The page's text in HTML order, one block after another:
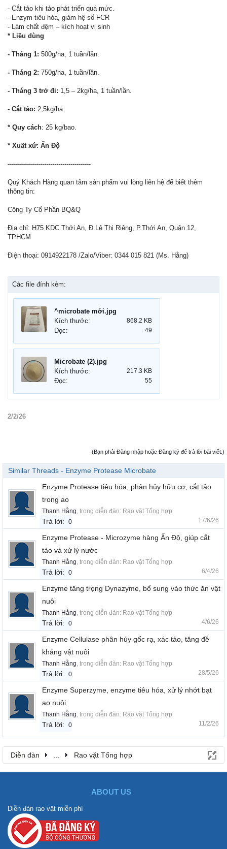
- Cắt tảo khi tảo phát triển quá mức.
- Enzym tiêu hóa, giảm hệ số FCR
- Làm chất đệm – kích hoạt vi sinh
* Liều dùng
- Tháng 1: 500g/ha, 1 tuần/lần.
- Tháng 2: 750g/ha, 1 tuần/lần.
- Tháng 3 trở đi: 1,5 – 2kg/ha, 1 tuần/lần.
- Cắt tảo: 2,5kg/ha.
* Quy cách: 25 kg/bao.
* Xuất xứ: Ấn Độ
-----------------------------------------
Quý Khách Hàng quan tâm sản phẩm vui lòng liên hệ để biết thêm
thông tin:
Công Ty Cổ Phần BQ&Q
Địa chỉ: H75 KDC Thới An, Đ.Lê Thị Riêng, P.Thới An, Quận 12,
TPHCM
Điện thoại: 0914922178 /Zalo/Viber: 0344 015 821 (Ms. Hằng)
Các file đính kèm:
^microbate mới.jpg
Kích thước:
868.2 KB
Đọc: 49
Microbate (2).jpg
Kích thước:
217.3 KB
Đọc: 55
2/2/26
(Bạn phải Đăng nhập hoặc Đăng ký để trả lời bài viết.)
Similar Threads - Enzyme Protease Microbate
Enzyme Protease tiêu hóa, phân hủy hữu cơ, cắt tảo
trong ao
Thanh Hằng, trong diễn đàn: Rao vặt Tổng hợp
Trả lời: 0 17/6/26
Enzyme Protease - Microzyme hàng Ấn Độ, giúp cắt
tảo và xử lý nước
Thanh Hằng, trong diễn đàn: Rao vặt Tổng hợp
Trả lời: 0 6/4/26
Enzyme tăng trọng Dynazyme, bổ sung vào thức ăn vật
nuôi
Thanh Hằng, trong diễn đàn: Rao vặt Tổng hợp
Trả lời: 0 4/6/26
Enzyme Cellulase phân hủy gốc rạ, xác tảo, tăng đề
kháng vật nuôi
Thanh Hằng, trong diễn đàn: Rao vặt Tổng hợp
Trả lời: 0 28/5/26
Enzyme Superzyme, enzyme tiêu hóa, xử lý nhớt bạt
ao nuôi
Thanh Hằng, trong diễn đàn: Rao vặt Tổng hợp
Trả lời: 0 11/2/26
Diễn đàn ... Rao vặt Tổng hợp
ABOUT US
Diễn đàn rao vặt miễn phí